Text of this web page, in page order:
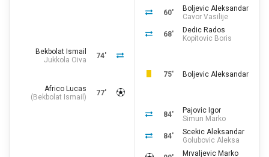
60'
Boljevic Aleksandar
Cavor Vasilije
68'
Dedic Rados
Kopitovic Boris
74'
Bekbolat Ismail
Jukkola Oiva
75'
Boljevic Aleksandar
77'
Africo Lucas
( Bekbolat Ismail )
84'
Pajovic Igor
Simun Marko
84'
Scekic Aleksandar
Golubovic Aleksa
Mrvaljevic Marko